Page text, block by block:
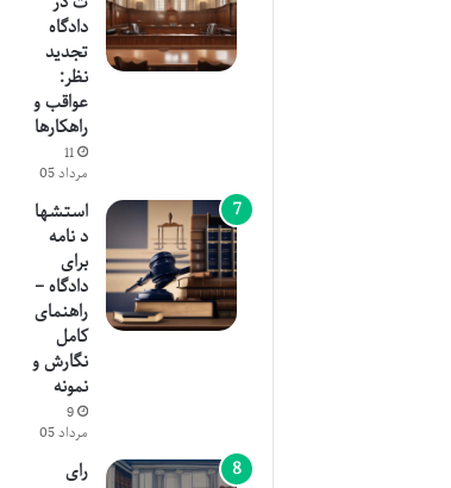
دادگاه
تجدید
نظر:
عواقب و
راهکارها
11
مرداد 05
استشها
د نامه
برای
دادگاه –
راهنمای
کامل
نگارش و
نمونه
9
مرداد 05
رای